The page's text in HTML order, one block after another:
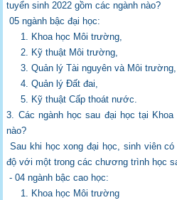
tuyển sinh 2022 gồm các ngành nào?
05 ngành bậc đại học:
1. Khoa học Môi trường,
2. Kỹ thuật Môi trường,
3. Quản lý Tài nguyên và Môi trường,
4. Quản lý Đất đai,
5. Kỹ thuật Cấp thoát nước.
3. Các ngành học sau đại học tại
nào?
Sau khi học xong đại học, sinh viên
độ với một trongcác chương trình học
- 04 ngành bậc cao học:
1. Khoa học Môi trường